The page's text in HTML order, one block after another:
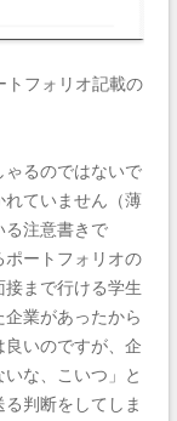
トフォリオ記載の
ゃるのではないで
れていません（薄
る注意書きで
ートフォリオの
まで行ける学生
業があったから
いのですが、企
な、こいつ」と
判断をしてしま